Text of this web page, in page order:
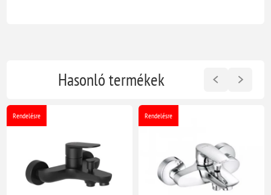
Hasonló termékek
Rendelésre Rendelésre